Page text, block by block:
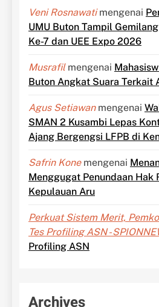
Veni Rosnawatimengenai
UMU Buton Tampil
Ke-7 dan UEE Expo 2026
Musrafilmengenai
Buton Angkat Suara Terkait
Agus Setiawanmengenai
SMAN 2 Kusambi Lepas
Ajang Bergengsi LFPB di
Safrin Konemengenai
Menggugat Penundaan Hak
Kepulauan Aru
Perkuat Sistem Merit,
Tes Profiling ASN -
Profiling ASN
Archives